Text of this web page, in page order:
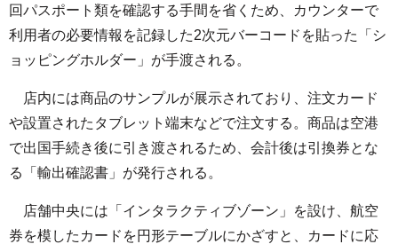
回パスポート類を確認する手間を省くため、カウンターで
利用者の必要情報を記録した2次元バーコードを貼った「シ
ョッピングホルダー」が手渡される。
店内には商品のサンプルが展示されており、注文カード
や設置されたタブレット端末などで注文する。商品は空港
で出国手続き後に引き渡されるため、会計後は引換券とな
る「輸出確認書」が発行される。
店舗中央には「インタラクティブゾーン」を設け、航空
券を模したカードを円形テーブルにかざすと、カードに応